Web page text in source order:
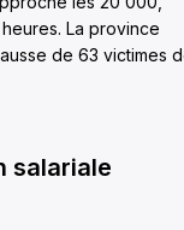
La province
de 63 victimes
salariale